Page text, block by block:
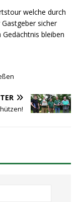
welche durch
sicher
bleiben